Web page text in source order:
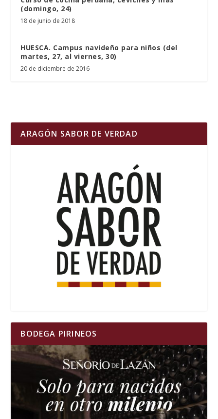
(domingo, 24)
18 de junio de 2018
HUESCA. Campus navideño para niños (del
martes, 27, al viernes, 30)
20 de diciembre de 2016
ARAGÓN SABOR DE VERDAD
BODEGA PIRINEOS